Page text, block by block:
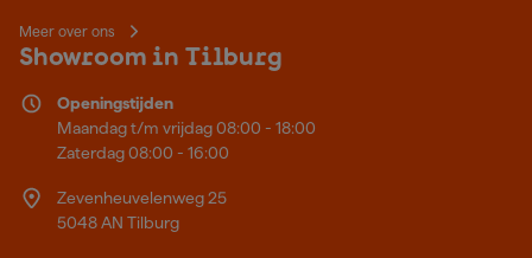
Meer over ons
Showroom in Tilburg
Openingstijden
Maandag t/m vrijdag 08:00 - 18:00
Zaterdag 08:00 - 16:00
Zevenheuvelenweg 25
5048 AN Tilburg